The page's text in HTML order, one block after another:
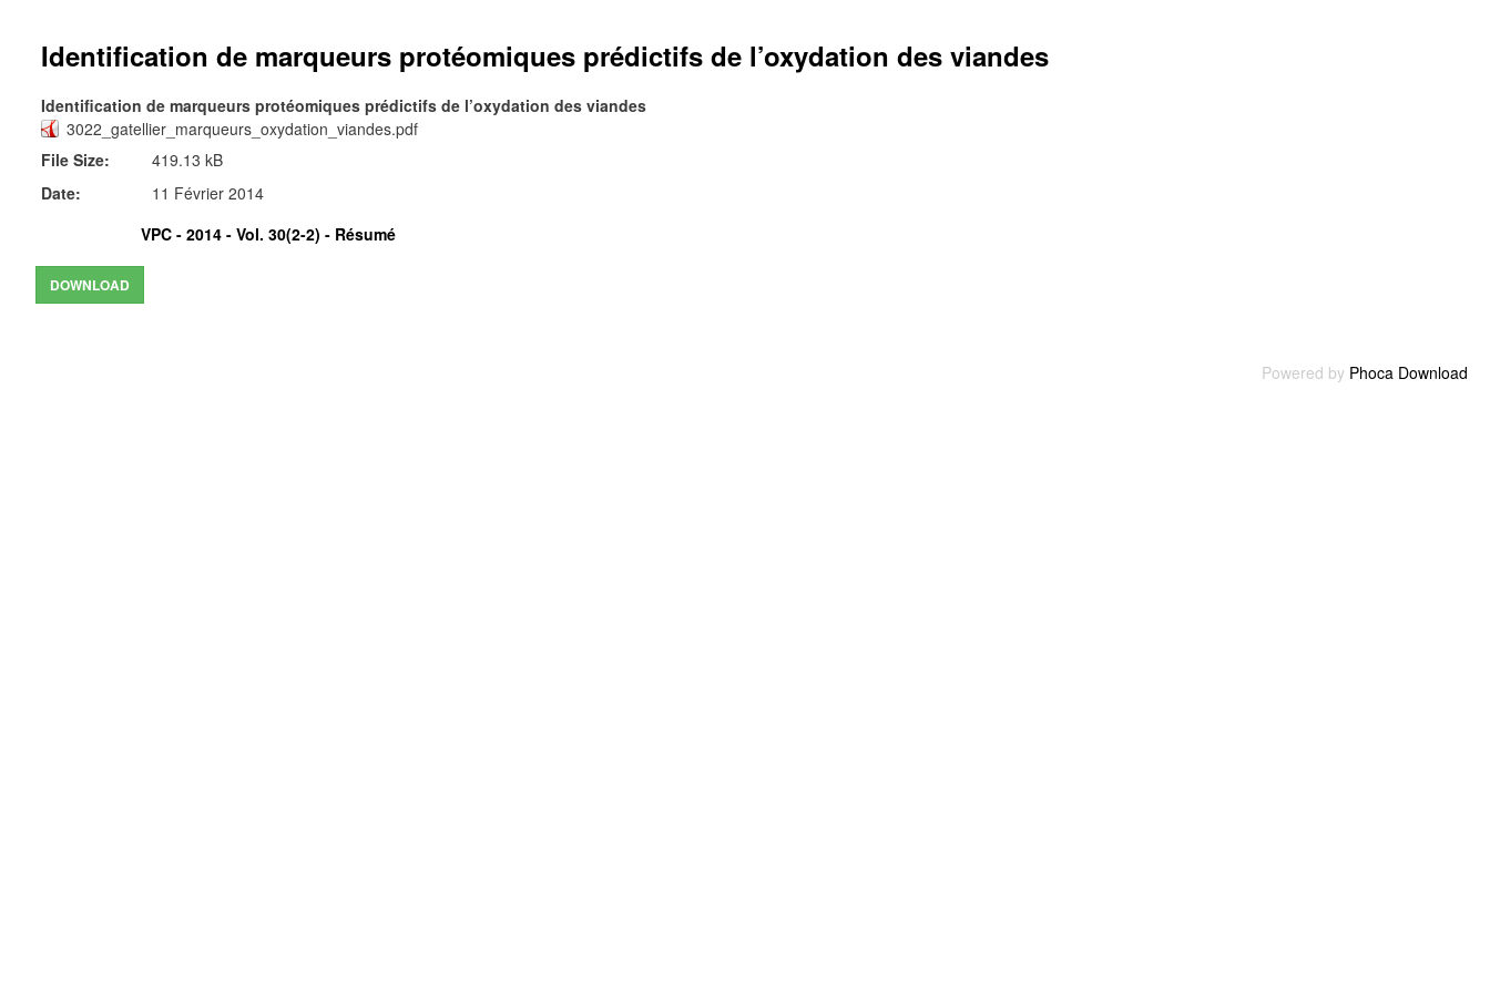
Identification de marqueurs protéomiques prédictifs de l’oxydation des viandes
Identification de marqueurs protéomiques prédictifs de l’oxydation des viandes
3022_gatellier_marqueurs_oxydation_viandes.pdf
File Size:
419.13 kB
Date:
11 Février 2014
VPC - 2014 - Vol. 30(2-2) - Résumé
Powered by Phoca Download